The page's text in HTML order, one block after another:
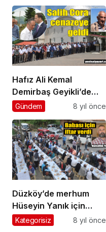
d
e
n
e
m
e
u
u
e
e
n
e
Hafız Ali Kemal
Demirbaş Geyikli’de
toprağa verildi
Gündem 8 yıl önce
Düzköy’de merhum
Hüseyin Yanık için
cami avlusunda iftar
Kategorisiz 8 yıl önce